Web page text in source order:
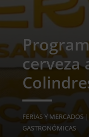
cerveza
FERIAS Y MERCADOS|
GASTRONÓMICAS